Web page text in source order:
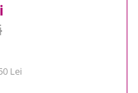
Lei